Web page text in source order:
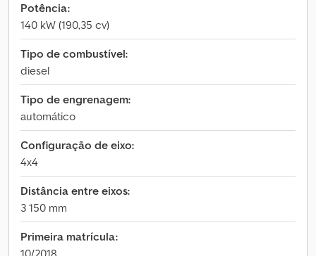
Potência:
140 kW (190,35 cv)
Tipo de combustível:
diesel
Tipo de engrenagem:
automático
Configuração de eixo:
4x4
Distância entre eixos:
3 150 mm
Primeira matrícula:
10/2018